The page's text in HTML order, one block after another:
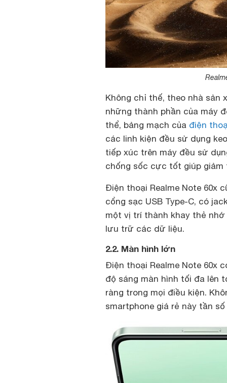
Không chỉ thế, theo nhà
những thành phần của máy
thể, bảng mạch của điện
các linh kiện đều sử dụng
tiếp xúc trên máy đều sử
chống sốc cực tốt giúp
Điện thoại Realme Note 60x
cổng sạc USB Type-C, có
một vị trí thành khay thẻ
lưu trữ các dữ liệu.
2.2. Màn hình lớn
Điện thoại Realme Note 60x
độ sáng màn hình tối đa lên
ràng trong mọi điều kiện.
smartphone giá rẻ này tần